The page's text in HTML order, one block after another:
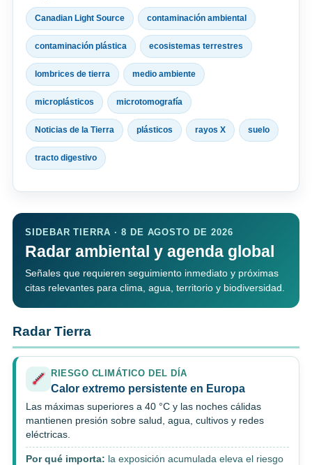
Canadian Light Source contaminación ambiental
contaminación plástica ecosistemas terrestres
lombrices de tierra medio ambiente
microplásticos microtomografía
Noticias de la Tierra plásticos rayos X suelo
tracto digestivo
SIDEBAR TIERRA · 8 DE AGOSTO DE 2026
Radar ambiental y agenda global
Señales que requieren seguimiento inmediato y próximas
citas relevantes para clima, agua, territorio y biodiversidad.
Radar Tierra
RIESGO CLIMÁTICO DEL DÍA
Calor extremo persistente en Europa
Las máximas superiores a 40 °C y las noches cálidas
mantienen presión sobre salud, agua, cultivos y redes
eléctricas.
Por qué importa: la exposición acumulada eleva el riesgo